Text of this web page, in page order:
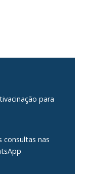
para
consultas nas